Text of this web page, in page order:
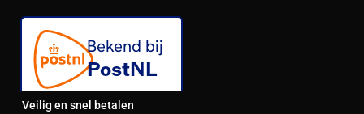
Veilig en snel betalen